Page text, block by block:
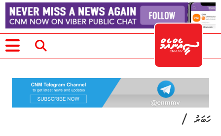
ހަބަރު/